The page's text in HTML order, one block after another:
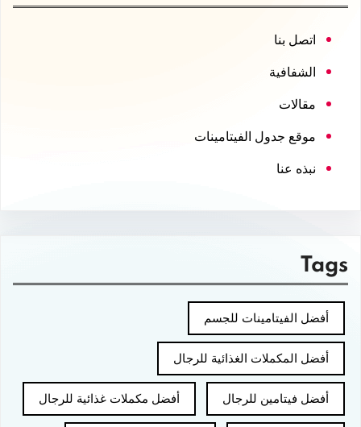
اتصل بنا
الشفافية
مقالات
موقع جدول الفيتامينات
نبذه عنا
Tags
أفضل الفيتامينات للجسم
أفضل المكملات الغذائية للرجال
أفضل فيتامين للرجال أفضل مكملات غذائية للرجال